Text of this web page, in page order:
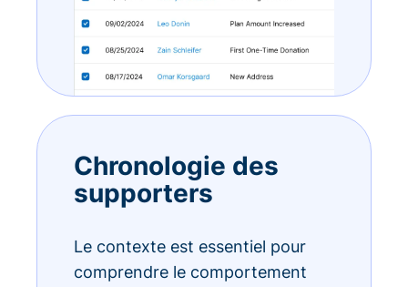
Chronologie des
supporters
Le contexte est essentiel pour
comprendre le comportement